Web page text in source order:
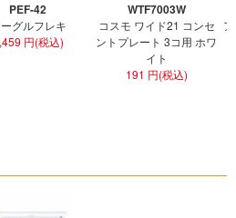
PEF-42
グルフレキ
円(税込)
WTF7003W
コスモ ワイド21 コンセ
ントプレート 3コ用 ホワ
イト
191 円(税込)